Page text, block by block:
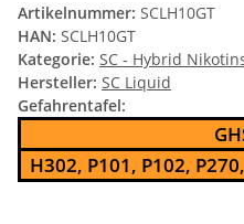
Artikelnummer: SCLH10GT
HAN: SCLH10GT
Kategorie: SC - Hybrid
Hersteller: SC Liquid
Gefahrentafel:
H302, P101, P102,